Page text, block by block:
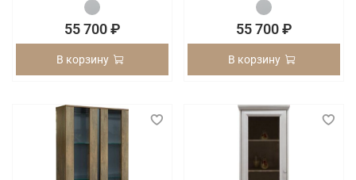
55 700 ₽
В корзину
55 700 ₽
В корзину